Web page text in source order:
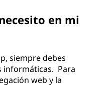
en mi
siempre debes
informáticas. Para
web y la